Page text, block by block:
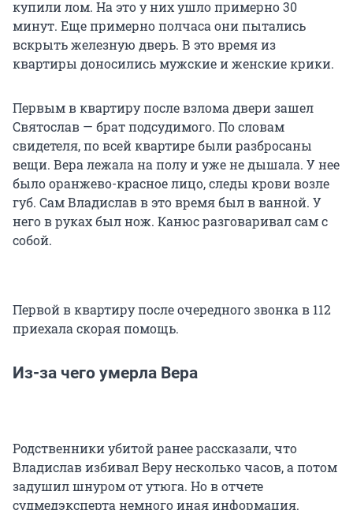
купили лом. На это у них ушло примерно 30
минут. Еще примерно полчаса они пытались
вскрыть железную дверь. В это время из
квартиры доносились мужские и женские крики.
Первым в квартиру после взлома двери зашел
Святослав — брат подсудимого. По словам
свидетеля, по всей квартире были разбросаны
вещи. Вера лежала на полу и уже не дышала. У нее
было оранжево-красное лицо, следы крови возле
губ. Сам Владислав в это время был в ванной. У
него в руках был нож. Канюс разговаривал сам с
собой.
Первой в квартиру после очередного звонка в 112
приехала скорая помощь.
Из-за чего умерла Вера
Родственники убитой ранее рассказали, что
Владислав избивал Веру несколько часов, а потом
задушил шнуром от утюга. Но в отчете
судмедэксперта немного иная информация.